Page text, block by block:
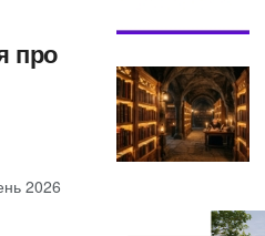
про
2026